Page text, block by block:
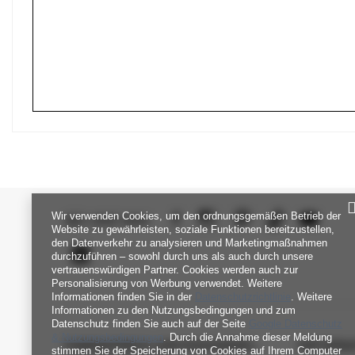
SEI UNS NAH
FABRIKPREIS-GROSSHANDEL-K
Wir verwenden Cookies, um den ordnungsgemäßen Betrieb der
Website zu gewährleisten, soziale Funktionen bereitzustellen,
den Datenverkehr zu analysieren und Marketingmaßnahmen
durchzuführen – sowohl durch uns als auch durch unsere
vertrauenswürdigen Partner. Cookies werden auch zur
Personalisierung von Werbung verwendet. Weitere
Informationen finden Sie in der
. Weitere
Informationen zu den Nutzungsbedingungen und zum
Datenschutz finden Sie auch auf der Seite
& Nutzungsbedingungen . Durch die Annahme dieser Meldung
stimmen Sie der Speicherung von Cookies auf Ihrem Computer